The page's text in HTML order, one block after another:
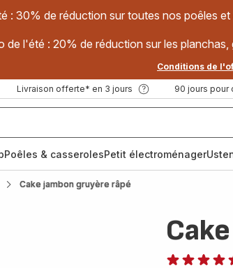
: 30% de réduction sur toutes nos poêles
de l'été : 20% de réduction sur les
Conditions de
Livraison offerte* en 3 jours 90 jours pour
Poêles & casserolesPetit électroménager
Cake jambon gruyère râpé